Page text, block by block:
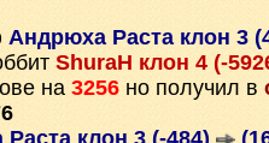
Андрюха Раста клон 3
ShuraH клон 4 (-
на 3256 но получил в
клон 3 (-484)